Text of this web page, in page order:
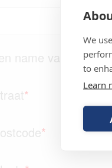
We
to
Learn
*
*